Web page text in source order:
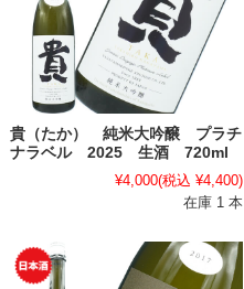
貴（たか） 純米大吟醸 プラチ
ナラベル 2025 生酒 720ml
¥4,000(税込 ¥4,400)
在庫 1 本